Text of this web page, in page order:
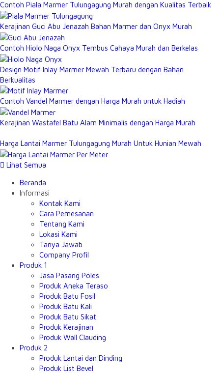
Contoh Piala Marmer Tulungagung Murah dengan Kualitas Terbaik
Kerajinan Guci Abu Jenazah Bahan Marmer dan Onyx Murah
Contoh Hiolo Naga Onyx Tembus Cahaya Murah dan Berkelas
Design Motif Inlay Marmer Mewah Terbaru dengan Bahan
Berkualitas
Contoh Vandel Marmer dengan Harga Murah untuk Hadiah
Kerajinan Wastafel Batu Alam Minimalis dengan Harga Murah
Harga Lantai Marmer Tulungagung Murah Untuk Hunian Mewah
Lihat Semua
Beranda
Informasi
Kontak Kami
Cara Pemesanan
Tentang Kami
Lokasi Kami
Tanya Jawab
Company Profil
Produk 1
Jasa Pasang Poles
Produk Aneka Teraso
Produk Batu Fosil
Produk Batu Kali
Produk Batu Sikat
Produk Kerajinan
Produk Wall Clauding
Produk 2
Produk Lantai dan Dinding
Produk List Bevel